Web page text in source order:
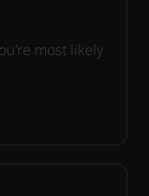
most likely